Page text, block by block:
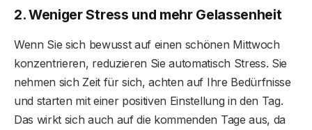
2. Weniger Stress und mehr Gelassenheit
Wenn Sie sich bewusst auf einen schönen Mittwoch
konzentrieren, reduzieren Sie automatisch Stress. Sie
nehmen sich Zeit für sich, achten auf Ihre Bedürfnisse
und starten mit einer positiven Einstellung in den Tag.
Das wirkt sich auch auf die kommenden Tage aus, da